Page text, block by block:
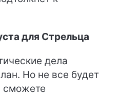
для Стрельца
дела
Но не все будет
сможете